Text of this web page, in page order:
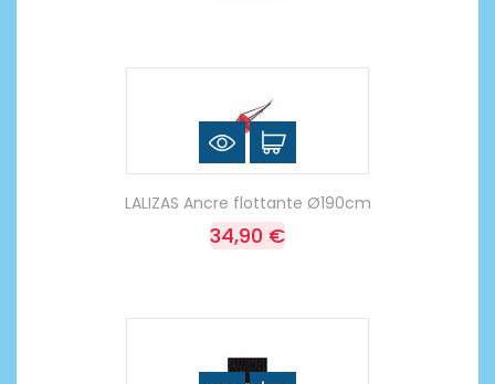
LALIZAS Ancre flottante Ø190cm
34,90 €